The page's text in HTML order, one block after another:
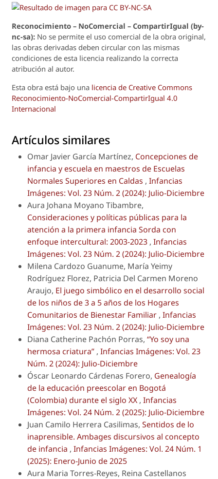
Reconocimiento – NoComercial – CompartirIgual (by-
nc-sa): No se permite el uso comercial de la obra original,
las obras derivadas deben circular con las mismas
condiciones de esta licencia realizando la correcta
atribución al autor.
Esta obra está bajo una licencia de Creative Commons
Reconocimiento-NoComercial-CompartirIgual 4.0
Internacional
Artículos similares
Omar Javier García Martínez, Concepciones de
infancia y escuela en maestros de Escuelas
Normales Superiores en Caldas , Infancias
Imágenes: Vol. 23 Núm. 2 (2024): Julio-Diciembre
Aura Johana Moyano Tibambre,
Consideraciones y políticas públicas para la
atención a la primera infancia Sorda con
enfoque intercultural: 2003-2023 , Infancias
Imágenes: Vol. 23 Núm. 2 (2024): Julio-Diciembre
Milena Cardozo Guanume, María Yeimy
Rodríguez Florez, Patricia Del Carmen Moreno
Araujo, El juego simbólico en el desarrollo social
de los niños de 3 a 5 años de los Hogares
Comunitarios de Bienestar Familiar , Infancias
Imágenes: Vol. 23 Núm. 2 (2024): Julio-Diciembre
Diana Catherine Pachón Porras, “Yo soy una
hermosa criatura” , Infancias Imágenes: Vol. 23
Núm. 2 (2024): Julio-Diciembre
Óscar Leonardo Cárdenas Forero, Genealogía
de la educación preescolar en Bogotá
(Colombia) durante el siglo XX , Infancias
Imágenes: Vol. 24 Núm. 2 (2025): Julio-Diciembre
Juan Camilo Herrera Casilimas, Sentidos de lo
inaprensible. Ambages discursivos al concepto
de infancia , Infancias Imágenes: Vol. 24 Núm. 1
(2025): Enero-Junio de 2025
Aura Maria Torres-Reyes, Reina Castellanos